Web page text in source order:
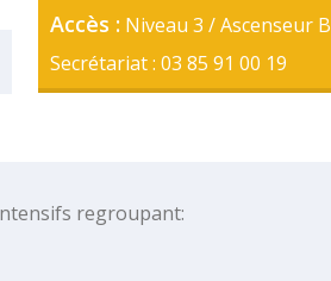
Accès : Niveau 3 / Ascenseur B
Secrétariat : 03 85 91 00 19
regroupant: